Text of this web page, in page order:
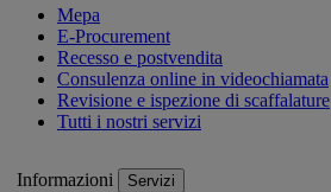
Mepa
E-Procurement
Recesso e postvendita
Consulenza online in videochiamata
Revisione e ispezione di scaffalature
Tutti i nostri servizi
Informazioni Servizi